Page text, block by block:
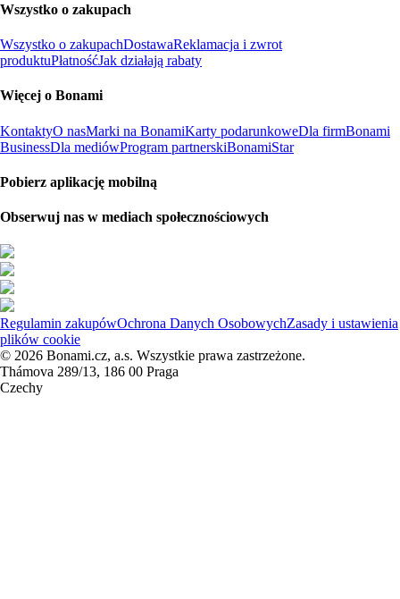
Wszystko o zakupach
Wszystko o zakupachDostawaReklamacja i zwrot
produktuPłatnośćJak działają rabaty
Więcej o Bonami
KontaktyO nasMarki na BonamiKarty podarunkoweDla firmBonami
BusinessDla mediówProgram partnerskiBonamiStar
Pobierz aplikację mobilną
Obserwuj nas w mediach społecznościowych
Regulamin zakupówOchrona Danych OsobowychZasady i ustawienia
plików cookie
© 2026 Bonami.cz, a.s. Wszystkie prawa zastrzeżone.
Thámova 289/13, 186 00 Praga
Czechy